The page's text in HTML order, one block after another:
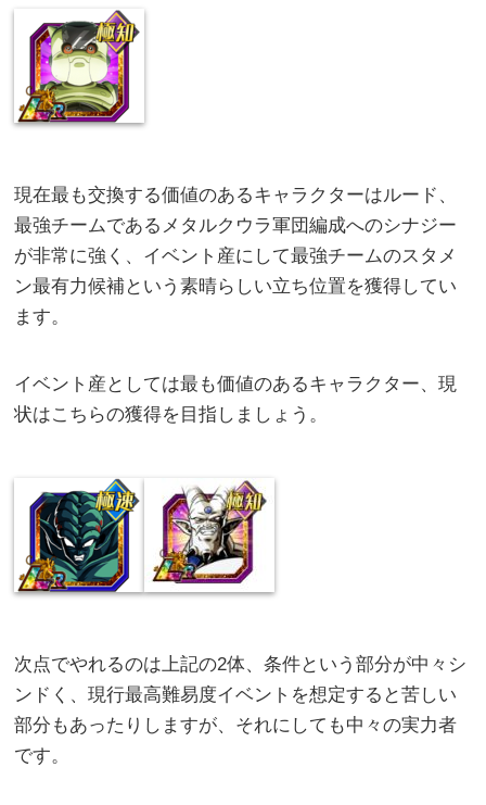
現在最も交換する価値のあるキャラクターはルード、
最強チームであるメタルクウラ軍団編成へのシナジー
が非常に強く、イベント産にして最強チームのスタメ
ン最有力候補という素晴らしい立ち位置を獲得してい
ます。
イベント産としては最も価値のあるキャラクター、現
状はこちらの獲得を目指しましょう。
次点でやれるのは上記の2体、条件という部分が中々シ
ンドく、現行最高難易度イベントを想定すると苦しい
部分もあったりしますが、それにしても中々の実力者
です。